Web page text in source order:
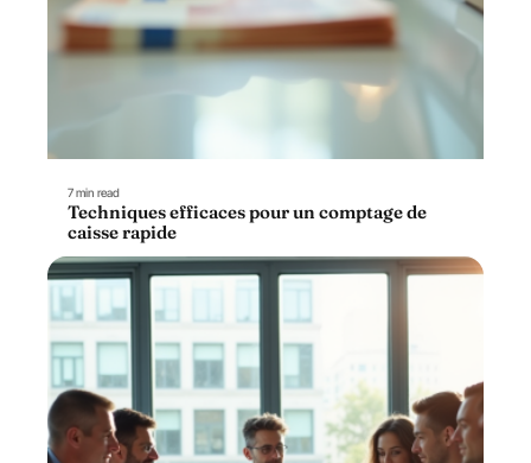
7 min read
Techniques efficaces pour un comptage de
caisse rapide